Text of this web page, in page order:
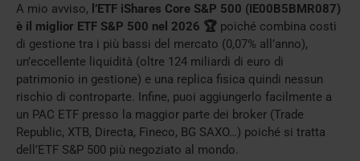
A mio avviso, l’ETF iShares Core S&P 500 (IE00B5BMR087)
è il miglior ETF S&P 500 nel 2026 🏆 poiché combina costi
di gestione tra i più bassi del mercato (0,07% all’anno),
un’eccellente liquidità (oltre 124 miliardi di euro di
patrimonio in gestione) e una replica fisica quindi nessun
rischio di controparte. Infine, puoi aggiungerlo facilmente a
un PAC ETF presso la maggior parte dei broker (Trade
Republic, XTB, Directa, Fineco, BG SAXO…) poiché si tratta
dell’ETF S&P 500 più negoziato al mondo.